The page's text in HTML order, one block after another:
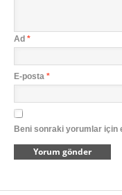
Ad *
E-posta *
Beni sonraki yorumlar için